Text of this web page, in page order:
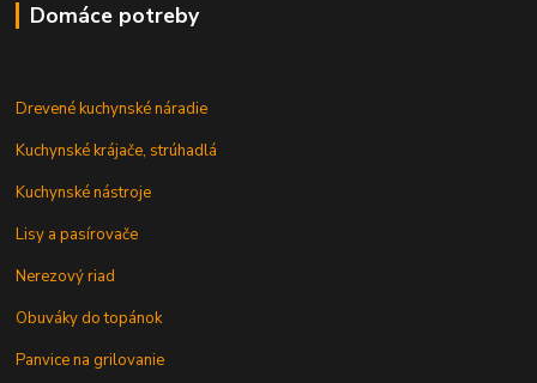
Domáce potreby
Drevené kuchynské náradie
Kuchynské krájače, strúhadlá
Kuchynské nástroje
Lisy a pasírovače
Nerezový riad
Obuváky do topánok
Panvice na grilovanie